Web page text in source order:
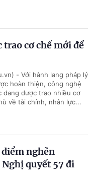
cơ chế mới để
- Với hành lang pháp lý
hoàn thiện, công nghệ
đang được trao nhiều cơ
về tài chính, nhân lực...
điểm nghẽn
quyết 57 đi